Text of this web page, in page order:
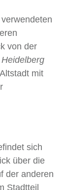
von der
mit
sich
über die
der anderen
Stadtteil